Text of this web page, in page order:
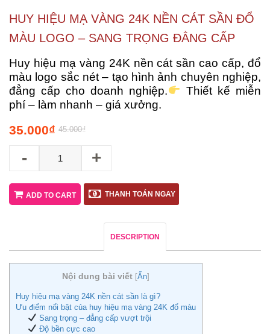
HUY HIỆU MẠ VÀNG 24K NỀN CÁT SẦN ĐỔ
MÀU LOGO – SANG TRỌNG ĐẲNG CẤP
Huy hiệu mạ vàng 24K nền cát sần cao cấp, đổ
màu logo sắc nét – tạo hình ảnh chuyên nghiệp,
đẳng cấp cho doanh nghiệp.
Thiết kế miễn
phí – làm nhanh – giá xưởng.
₫
45.000
₫
35.000
- +
ADD TO CART THANH TOÁN NGAY
DESCRIPTION
Nội dung bài viết [Ẩn]
Huy hiệu mạ vàng 24K nền cát sần là gì?
Ưu điểm nổi bật của huy hiệu mạ vàng 24K đổ màu
Sang trọng – đẳng cấp vượt trội
Độ bền cực cao